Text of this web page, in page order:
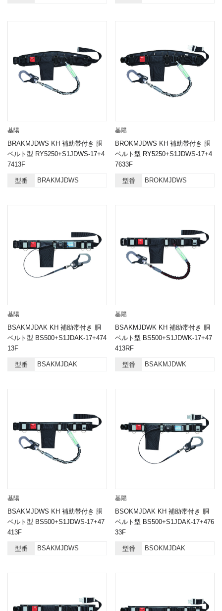
基陽
BRAKMJDWS KH 補助帯付き 胴
ベルト型 RY5250+S1JDWS-17+4
7413F
型番 BRAKMJDWS
基陽
BROKMJDWS KH 補助帯付き 胴
ベルト型 RY5250+S1JDWS-17+4
7633F
型番 BROKMJDWS
基陽
BSAKMJDAK KH 補助帯付き 胴
ベルト型 BS500+S1JDAK-17+474
13F
型番 BSAKMJDAK
基陽
BSAKMJDWK KH 補助帯付き 胴
ベルト型 BS500+S1JDWK-17+47
413RF
型番 BSAKMJDWK
基陽
BSAKMJDWS KH 補助帯付き 胴
ベルト型 BS500+S1JDWS-17+47
413F
型番 BSAKMJDWS
基陽
BSOKMJDAK KH 補助帯付き 胴
ベルト型 BS500+S1JDAK-17+476
33F
型番 BSOKMJDAK